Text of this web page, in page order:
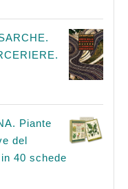
Piante
del
40 schede